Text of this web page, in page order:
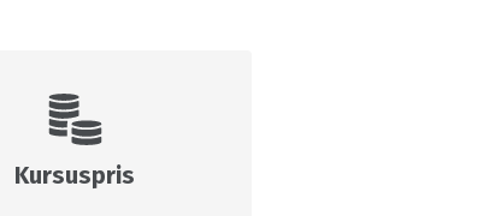
Kursuspris